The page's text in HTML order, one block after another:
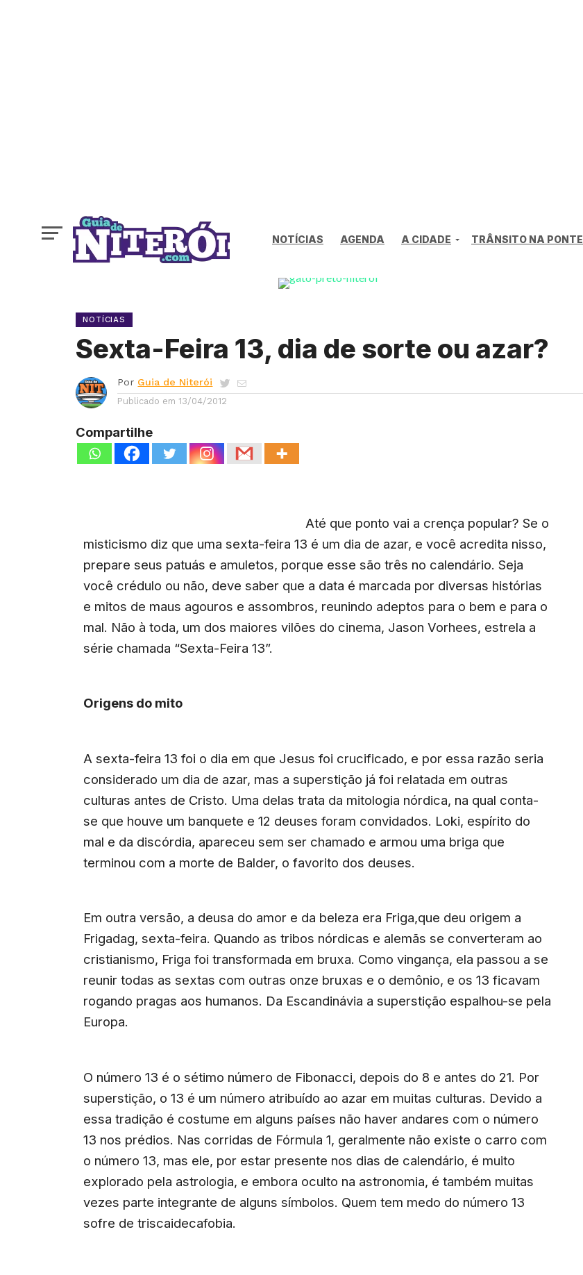
NOTÍCIAS AGENDA A CIDADE TRÂNSITO NA PONTE
NOTÍCIAS
Sexta-Feira 13, dia de sorte ou azar?
Por Guia de Niterói
Publicado em 13/04/2012
Compartilhe
Até que ponto vai a crença popular? Se o
misticismo diz que uma sexta-feira 13 é um dia de azar, e você acredita nisso,
prepare seus patuás e amuletos, porque esse são três no calendário. Seja
você crédulo ou não, deve saber que a data é marcada por diversas histórias
e mitos de maus agouros e assombros, reunindo adeptos para o bem e para o
mal. Não à toda, um dos maiores vilões do cinema, Jason Vorhees, estrela a
série chamada “Sexta-Feira 13”.
Origens do mito
A sexta-feira 13 foi o dia em que Jesus foi crucificado, e por essa razão seria
considerado um dia de azar, mas a superstição já foi relatada em outras
culturas antes de Cristo. Uma delas trata da mitologia nórdica, na qual conta-
se que houve um banquete e 12 deuses foram convidados. Loki, espírito do
mal e da discórdia, apareceu sem ser chamado e armou uma briga que
terminou com a morte de Balder, o favorito dos deuses.
Em outra versão, a deusa do amor e da beleza era Friga,que deu origem a
Frigadag, sexta-feira. Quando as tribos nórdicas e alemãs se converteram ao
cristianismo, Friga foi transformada em bruxa. Como vingança, ela passou a se
reunir todas as sextas com outras onze bruxas e o demônio, e os 13 ficavam
rogando pragas aos humanos. Da Escandinávia a superstição espalhou-se pela
Europa.
O número 13 é o sétimo número de Fibonacci, depois do 8 e antes do 21. Por
superstição, o 13 é um número atribuído ao azar em muitas culturas. Devido a
essa tradição é costume em alguns países não haver andares com o número
13 nos prédios. Nas corridas de Fórmula 1, geralmente não existe o carro com
o número 13, mas ele, por estar presente nos dias de calendário, é muito
explorado pela astrologia, e embora oculto na astronomia, é também muitas
vezes parte integrante de alguns símbolos. Quem tem medo do número 13
sofre de triscaidecafobia.